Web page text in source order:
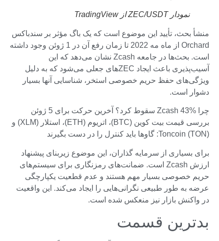
نمودار ZEC/USDT از TradingView
منشأ بحث، تأیید این موضوع است که یک باگ مؤثر بر سندباکس
Orchard از ماه مه 2022 تا زمان رفع آن در 1 ژوئن وجود داشته
است. بحث‌ها در جامعه Zcash نشان می‌دهد که این
آسیب‌پذیری باعث ایجاد ZEC‌های جعلی می‌شود که به دلیل
ویژگی‌های حفظ حریم خصوصی استخر، شناسایی آنها بسیار
دشوار است.
چرا Zcash 43% سقوط کرد؟ آخرین حرکت برای 5 ژوئن
بررسی قیمت بیت کوین (BTC)، اتریوم (ETH)، استلار (XLM) و
Toncoin (TON): گاوها باید کنترل را در دست بگیرند
برای بسیاری از سرمایه گذاران، این موضوع زیربنای پیشنهاد
ارزش Zcash است. ضمانت‌های رمزنگاری برای سیستم‌های
حریم خصوصی بسیار مهم هستند و عدم قطعیت یکپارچگی
عرضه به طور طبیعی نگرانی‌هایی را ایجاد می‌کند. این واقعیت
در واکنش بازار نیز منعکس شده است.
بدترین قسمت